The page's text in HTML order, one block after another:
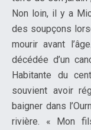
Non loin, il y a
des soupçons
mourir avant
décédée d’un
Habitante du
souvient avoir
baigner dans
rivière. « Mon